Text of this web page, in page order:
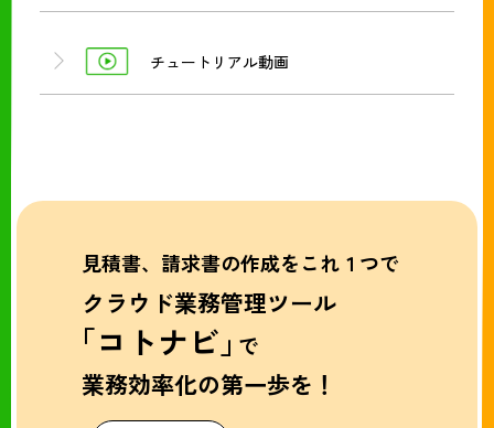
チュートリアル動画
見積書、請求書の作成をこれ１つで
クラウド業務管理ツール
「コトナビ」で
業務効率化の第一歩を！